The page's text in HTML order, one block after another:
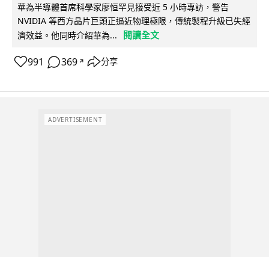
華為半導體首席科學家廖恒罕見接受近 5 小時專訪，警告
NVIDIA 等西方晶片巨頭正逼近物理極限，傳統製程升級已失經
濟效益。他同時介紹華為...
閱讀全文
991 369 ↗ 分享
ADVERTISEMENT